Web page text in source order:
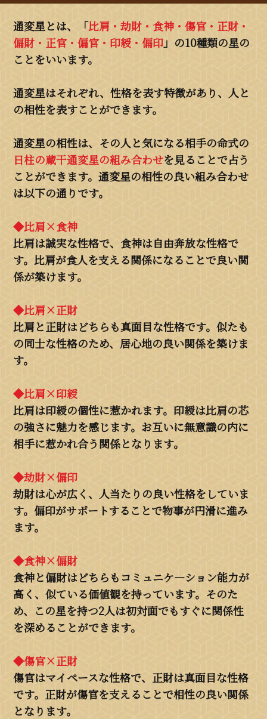
通変星とは、「比肩・劫財・食神・傷官・正財・
偏財・正官・偏官・印綬・偏印」の10種類の星の
ことをいいます。
通変星はそれぞれ、性格を表す特徴があり、人と
の相性を表すことができます。
通変星の相性は、その人と気になる相手の命式の
日柱の蔵干通変星の組み合わせを見ることで占う
ことができます。通変星の相性の良い組み合わせ
は以下の通りです。
◆比肩×食神
比肩は誠実な性格で、食神は自由奔放な性格で
す。比肩が食人を支える関係になることで良い関
係が築けます。
◆比肩×正財
比肩と正財はどちらも真面目な性格です。似たも
の同士な性格のため、居心地の良い関係を築けま
す。
◆比肩×印綬
比肩は印綬の個性に惹かれます。印綬は比肩の芯
の強さに魅力を感じます。お互いに無意識の内に
相手に惹かれ合う関係となります。
◆劫財×偏印
劫財は心が広く、人当たりの良い性格をしていま
す。偏印がサポートすることで物事が円滑に進み
ます。
◆食神×偏財
食神と偏財はどちらもコミュニケ―ション能力が
高く、似ている価値観を持っています。そのた
め、この星を持つ2人は初対面でもすぐに関係性
を深めることができます。
◆傷官×正財
傷官はマイペースな性格で、正財は真面目な性格
です。正財が傷官を支えることで相性の良い関係
となります。